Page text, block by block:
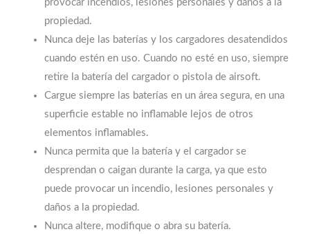
provocar incendios, lesiones personales y daños a la
propiedad.
Nunca deje las baterías y los cargadores desatendidos
cuando estén en uso. Cuando no esté en uso, siempre
retire la batería del cargador o pistola de airsoft.
Cargue siempre las baterías en un área segura, en una
superficie estable no inflamable lejos de otros
elementos inflamables.
Nunca permita que la batería y el cargador se
desprendan o caigan durante la carga, ya que esto
puede provocar un incendio, lesiones personales y
daños a la propiedad.
Nunca altere, modifique o abra su batería.